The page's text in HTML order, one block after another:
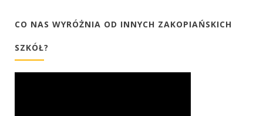
CO NAS WYRÓŻNIA OD INNYCH ZAKOPIAŃSKICH
SZKÓŁ?